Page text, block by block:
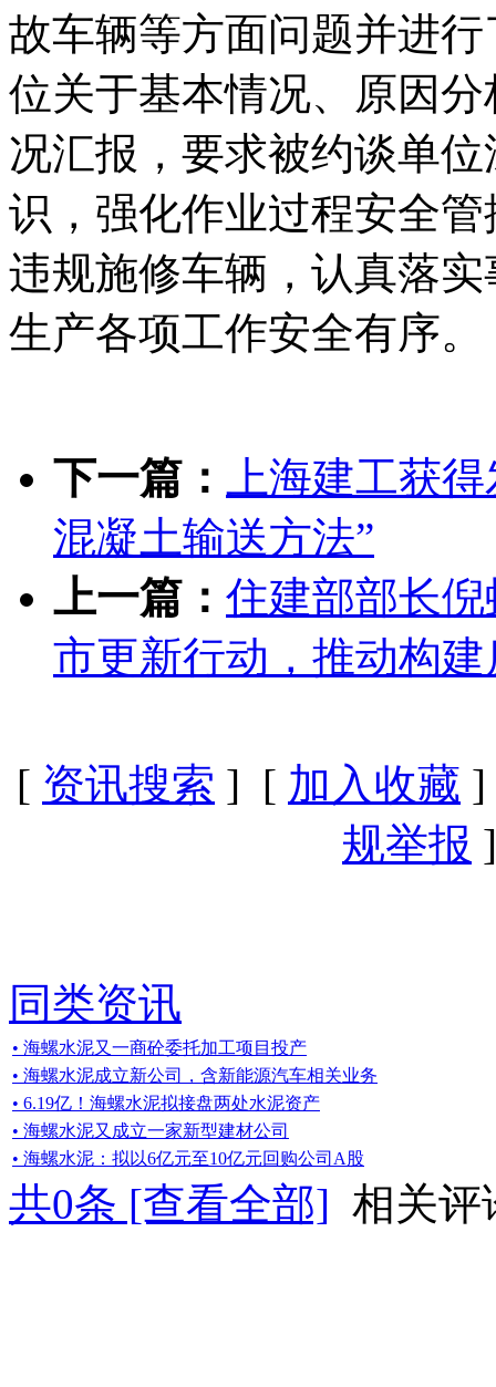
故车辆等方面问题并进
位关于基本情况、原因
况汇报，要求被约谈单
识，强化作业过程安全
违规施修车辆，认真落
生产各项工作安全有序。
下一篇：
上海建工获
混凝土输送方法”
上一篇： 住建部部长
市更新行动，推动构
[ 资讯搜索 ] [ 加入收藏
规举报
同类资讯
• 海螺水泥又一商砼委托加工项目投产
• 海螺水泥成立新公司，含新能源汽车相关业务
• 6.19亿！海螺水泥拟接盘两处水泥资产
• 海螺水泥又成立一家新型建材公司
• 海螺水泥：拟以6亿元至10亿元回购公司A股
共0条 [查看全部] 相关评